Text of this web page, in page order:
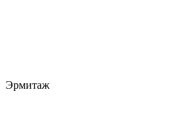
Эрмитаж